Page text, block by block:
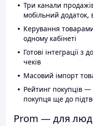
Три канали
мобільний додаток,
Керування
одному кабінеті
Готові інтеграції
чеків
Масовий імпорт
Рейтинг покупців
покупця ще до
Prom — для